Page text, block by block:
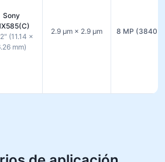
Sony
(11.14 ×
mm)
2.9 µm × 2.9 µm 8 MP (3840 ×